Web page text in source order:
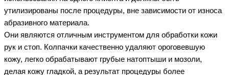
утилизированы после процедуры, вне зависимости от износа
абразивного материала.
Они являются отличным инструментом для обработки кожи
рук и стоп. Колпачки качественно удаляют ороговевшую
кожу, легко обрабатывают грубые натоптыши и мозоли,
делая кожу гладкой, а результат процедуры более